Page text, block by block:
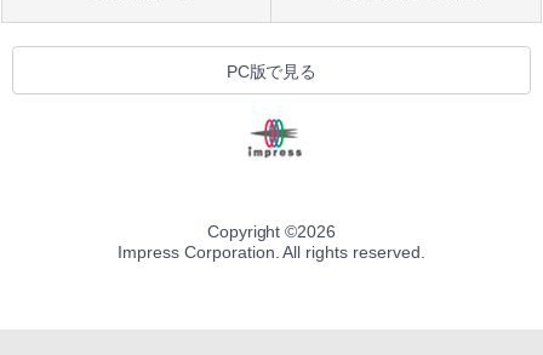
PC版で見る
Copyright ©2026
Impress Corporation. All rights reserved.